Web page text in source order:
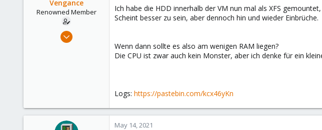
Vengance
Renowned Member
May 21, 2016
Ich habe die HDD innerhalb der VM nun mal als XFS
Scheint besser zu sein, aber dennoch hin und wieder Einbrüche.
Wenn dann sollte es also am wenigen RAM liegen?
Die CPU ist zwar auch kein Monster, aber ich denke für ein
Logs: https://pastebin.com/kcx46yKn
May 14, 2021